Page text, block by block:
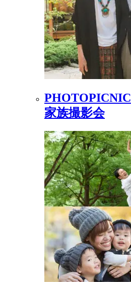
PHOTOPICNIC
家族撮影会